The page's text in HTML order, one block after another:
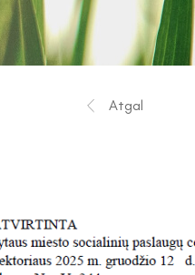
Atgal